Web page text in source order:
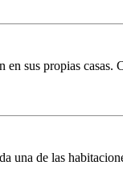
sus propias casas.
una de las